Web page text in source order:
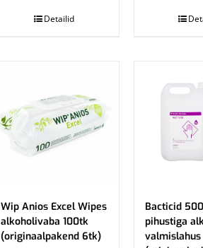
Detailid
Wip Anios Excel Wipes
alkoholivaba 100tk
(originaalpakend 6tk)
Bacticid
pihustiga
valmislahus